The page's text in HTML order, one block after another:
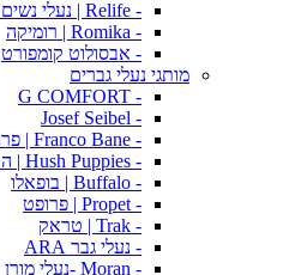
- Relife | נעלי נשים רילייף
- Romika | רומיקה
- אבסולוט קומפורט
מותגי נעלי גברים
- G COMFORT
- Josef Seibel
- Franco Bane | פרנקו בן
- Hush Puppies | האש פפיס
- Buffalo | בופאלו
- Propet | פרופט
- Trak | טראק
- נעלי גבר ARA
- Moran -נעלי מורן